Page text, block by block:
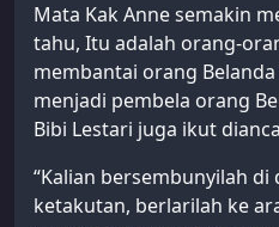
Mata Kak Anne semakin
tahu, Itu adalah orang-
membantai orang
menjadi pembela orang
Bibi Lestari juga ikut
“Kalian bersembunyilah di
ketakutan, berlarilah ke